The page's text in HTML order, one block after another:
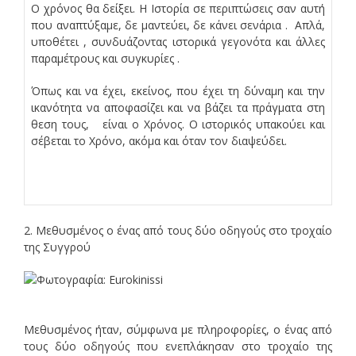
Ο χρόνος θα δείξει. Η Ιστορία σε περιπτώσεις σαν αυτή
που αναπτύξαμε, δε μαντεύει, δε κάνει σενάρια . Απλά,
υποθέτει , συνδυάζοντας ιστορικά γεγονότα και άλλες
παραμέτρους και συγκυρίες .
Όπως και να έχει, εκείνος, που έχει τη δύναμη και την
ικανότητα να αποφασίζει και να βάζει τα πράγματα στη
θεση τους, είναι ο Χρόνος. Ο ιστορικός υπακούει και
σέβεται το Χρόνο, ακόμα και όταν τον διαψεύδει.
2. Μεθυσμένος ο ένας από τους δύο οδηγούς στο τροχαίο
της Συγγρού
Μεθυσμένος ήταν, σύμφωνα με πληροφορίες, ο ένας από
τους δύο οδηγούς που ενεπλάκησαν στο τροχαίο της